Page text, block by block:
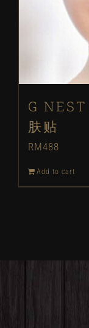
G
肤贴
RM488
Add to cart